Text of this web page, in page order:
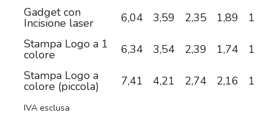
Gadget con
Incisione laser 6,04 3,59 2,35 1,89
1,59
Stampa Logo a 1
colore 6,34 3,54 2,39 1,74
1,33
Stampa Logo a
colore (piccola) 7,41 4,21 2,74 2,16 1,76
IVA esclusa